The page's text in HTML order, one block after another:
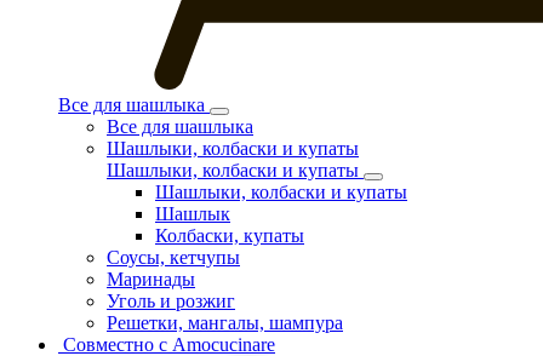
Все для шашлыка
Все для шашлыка
Шашлыки, колбаски и купаты
Шашлыки, колбаски и купаты
Шашлыки, колбаски и купаты
Шашлык
Колбаски, купаты
Соусы, кетчупы
Маринады
Уголь и розжиг
Решетки, мангалы, шампура
Совместно с Amocucinare